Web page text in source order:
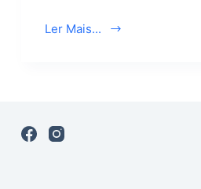
Ler Mais...